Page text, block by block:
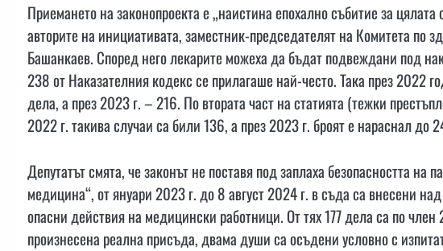
Приемането на законопроекта е „наистина епохално събитие за
авторите на инициативата, заместник-председателят на Комитета по
Башанкаев. Според него лекарите можеха да бъдат подвеждани под
238 от Наказателния кодекс се прилагаше най-често. Така през 2022
дела, а през 2023 г. – 216. По втората част на статията (тежки
2022 г. такива случаи са били 136, а през 2023 г. броят е нараснал до
Депутатът смята, че законът не поставя под заплаха безопасността
медицина“, от януари 2023 г. до 8 август 2024 г. в съда са внесени
опасни действия на медицински работници. От тях 177 дела са по
произнесена реална присъда, двама души са осъдени условно с